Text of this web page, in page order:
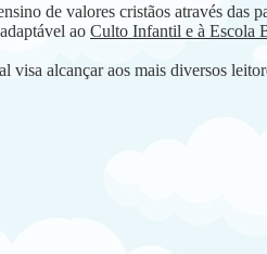
de valores cristãos através das
ao Culto Infantil e à Escola
alcançar aos mais diversos